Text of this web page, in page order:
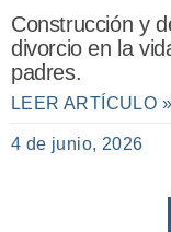
Construcción y
divorcio en la
padres.
LEER ARTÍCULO »
4 de junio, 2026